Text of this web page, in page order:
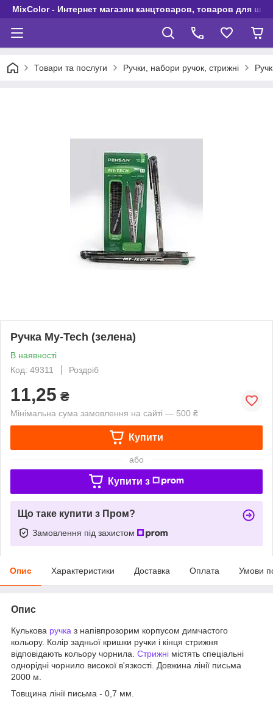
MixColor - Интернет магазин канцтоваров, товаров для
Товари та послуги Ручки, набори ручок, стрижні
Ручка My-Tech (зелена)
В наявності
Код: 49311
Роздріб
11,25 ₴
Мінімальна сума замовлення на сайті — 500 ₴
Купити
або
Купити з
Що таке купити з Пром?
Замовлення під захистом
Опис Характеристики Доставка Оплата Умови
Опис
Кулькова ручка з напівпрозорим корпусом димчастого
кольору. Колір задньої кришки ручки і кінця стрижня
відповідають кольору чорнила. Стрижні містять спеціальні
однорідні чорнило високої в'язкості. Довжина лінії письма
2000 м.
Товщина лінії письма - 0,7 мм.